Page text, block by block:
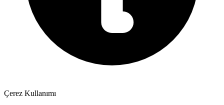
Çerez Kullanımı